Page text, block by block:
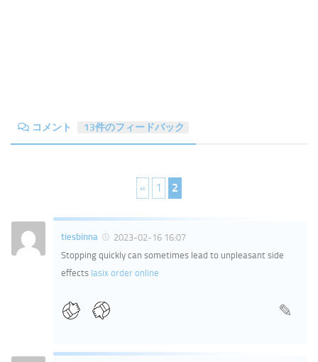
コメント 13件のフィードバック
« 1 2
tiesbinna
2023-02-16 16:07
Stopping quickly can sometimes lead to unpleasant side
effects lasix order online